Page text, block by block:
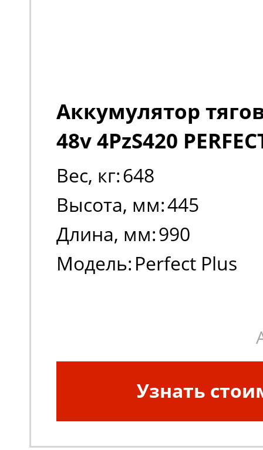
Аккумулятор
48v 4PzS420
Вес, кг:648
Высота, мм:445
Длина, мм:990
Модель: Perfect Plus
Узнать